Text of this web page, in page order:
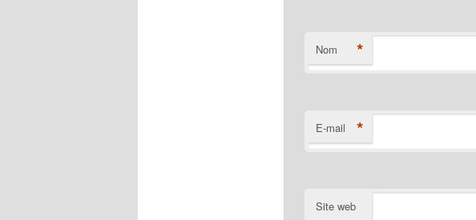
Nom *
E-mail *
Site web